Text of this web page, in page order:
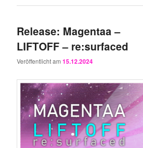
Release: Magentaa –
LIFTOFF – re​:​surfaced
Veröffentlicht am15.12.2024